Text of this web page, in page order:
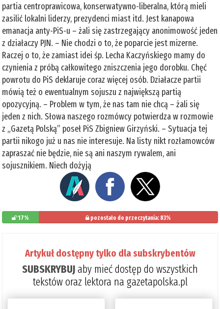
partia centroprawicowa, konserwatywno-liberalna, którą mieli
zasilić lokalni liderzy, prezydenci miast itd. Jest kanapowa
emanacja anty-PiS-u – żali się zastrzegający anonimowość jeden
z działaczy PJN. – Nie chodzi o to, że poparcie jest mizerne.
Raczej o to, że zamiast idei śp. Lecha Kaczyńskiego mamy do
czynienia z próbą całkowitego zniszczenia jego dorobku. Chęć
powrotu do PiS deklaruje coraz więcej osób. Działacze partii
mówią też o ewentualnym sojuszu z największą partią
opozycyjną. – Problem w tym, że nas tam nie chcą – żali się
jeden z nich. Słowa naszego rozmówcy potwierdza w rozmowie
z „Gazetą Polską” poseł PiS Zbigniew Girzyński. – Sytuacja tej
partii nikogo już u nas nie interesuje. Na listy nikt rozłamowców
zapraszać nie będzie, nie są ani naszym rywalem, ani
sojusznikiem. Niech dożyją
17% pozostało do przeczytania: 83%
Artykuł dostępny tylko dla subskrybentów
SUBSKRYBUJaby mieć dostęp do wszystkich
tekstów oraz lektora na gazetapolska.pl